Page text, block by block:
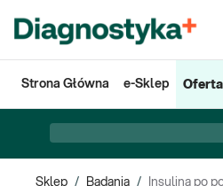
Strona Główna e-Sklep Oferta
Sklep / Badania /
Insulina po